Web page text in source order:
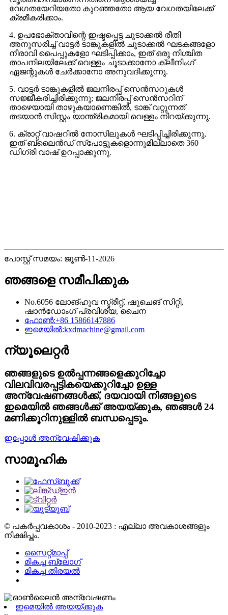
വേഗതയേറിയതോ കുറഞ്ഞതോ ആയ വേഗതയിലേക്ക്
ക്രമീകരിക്കാം.
4. ഉപഭോക്താവിന്റെ ഇഷ്ടപ്പെട്ട ചൂടാക്കൽ രീതി
അനുസരിച്ച് വാട്ടർ ടാങ്കുകളിൽ ചൂടാക്കൽ ഘടകങ്ങളോ
നീരാവി പൈപ്പുകളോ ഘടിപ്പിക്കാം, ഇത് ഒരു നിശ്ചിത
താപനിലയിലേക്ക് വെള്ളം ചൂടാക്കാനോ ക്ലീനിംഗ്
ഏജന്റുകൾ ചേർക്കാനോ അനുവദിക്കുന്നു.
5. വാട്ടർ ടാങ്കുകളിൽ ജലനിരപ്പ് സെൻസറുകൾ
സജ്ജീകരിച്ചിരിക്കുന്നു; ജലനിരപ്പ് സെൻസറിന്
താഴെയായി താഴുകയാണെങ്കിൽ, ടാങ്ക് വറ്റുന്നത്
തടയാൻ സിസ്റ്റം യാന്ത്രികമായി വെള്ളം നിറയ്ക്കുന്നു.
6. ക്രാറ്റ് വാഷറിൽ നോസിലുകൾ ഘടിപ്പിച്ചിരിക്കുന്നു,
ഇത് ബ്ലൈൻഡ് സ്പോട്ടുകളൊന്നുമില്ലാതെ 360
ഡിഗ്രി വാഷ് ഉറപ്പാക്കുന്നു.
പോസ്റ്റ് സമയം: ജൂൺ-11-2026
ഞങ്ങളെ സമീപിക്കുക
No.6056 ലോങ്‌ഹുവ സ്ട്രീറ്റ്, ഷുചെങ് സിറ്റി,
ഷാൻഡോംഗ് പ്രവിശ്യ, ചൈന
ഫോൺ:+86 15866147886
ഇമെയിൽ:kxdmachine@gmail.com
ന്യൂലെറ്റർ
ഞങ്ങളുടെ ഉൽപ്പന്നങ്ങളെക്കുറിച്ചോ
വിലവിവരപ്പട്ടികയെക്കുറിച്ചോ ഉള്ള
അന്വേഷണങ്ങൾക്ക്, ദയവായി നിങ്ങളുടെ
ഇമെയിൽ ഞങ്ങൾക്ക് അയയ്ക്കുക, ഞങ്ങൾ 24
മണിക്കൂറിനുള്ളിൽ ബന്ധപ്പെടും.
ഇപ്പോൾ അന്വേഷിക്കുക
സാമൂഹിക
© പകർപ്പവകാശം - 2010-2023 : എല്ലാ അവകാശങ്ങളും
നിക്ഷിപ്തം.
സൈറ്റ്മാപ്പ്
മികച്ച ബ്ലോഗ്
മികച്ച തിരയൽ
ഇമെയിൽ അയയ്ക്കുക